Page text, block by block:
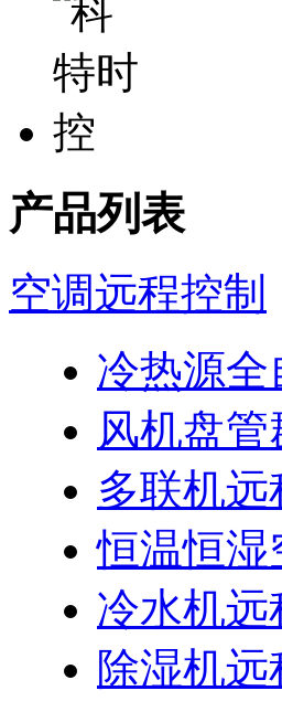
产品列表
空调远程控制
冷热源
风机盘
多联机
恒温恒湿
冷水机
除湿机